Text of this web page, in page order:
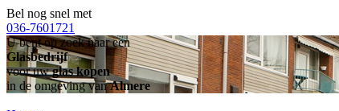
Bel nog snel met
036-7601721
U bent op zoek naar een
Glasbedrijf
voor uwglas kopen
in de omgeving vanAlmere